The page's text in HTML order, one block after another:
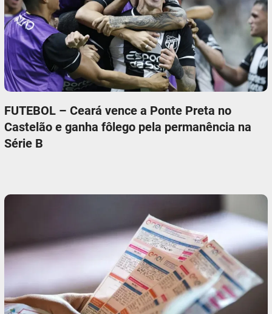
FUTEBOL – Ceará vence a Ponte Preta no
Castelão e ganha fôlego pela permanência na
Série B